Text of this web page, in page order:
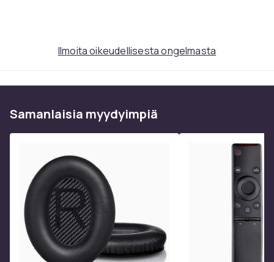
Tuoteturvallisuustiedot
Ilmoita oikeudellisesta ongelmasta
Samanlaisia ​​myydyimpiä